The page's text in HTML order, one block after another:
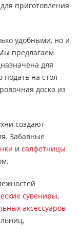
приготовления
удобными, но и
предлагаем
для
подать на стол
доска из
создают
Забавные
и салфетницы
сувениры,
аксессуаров